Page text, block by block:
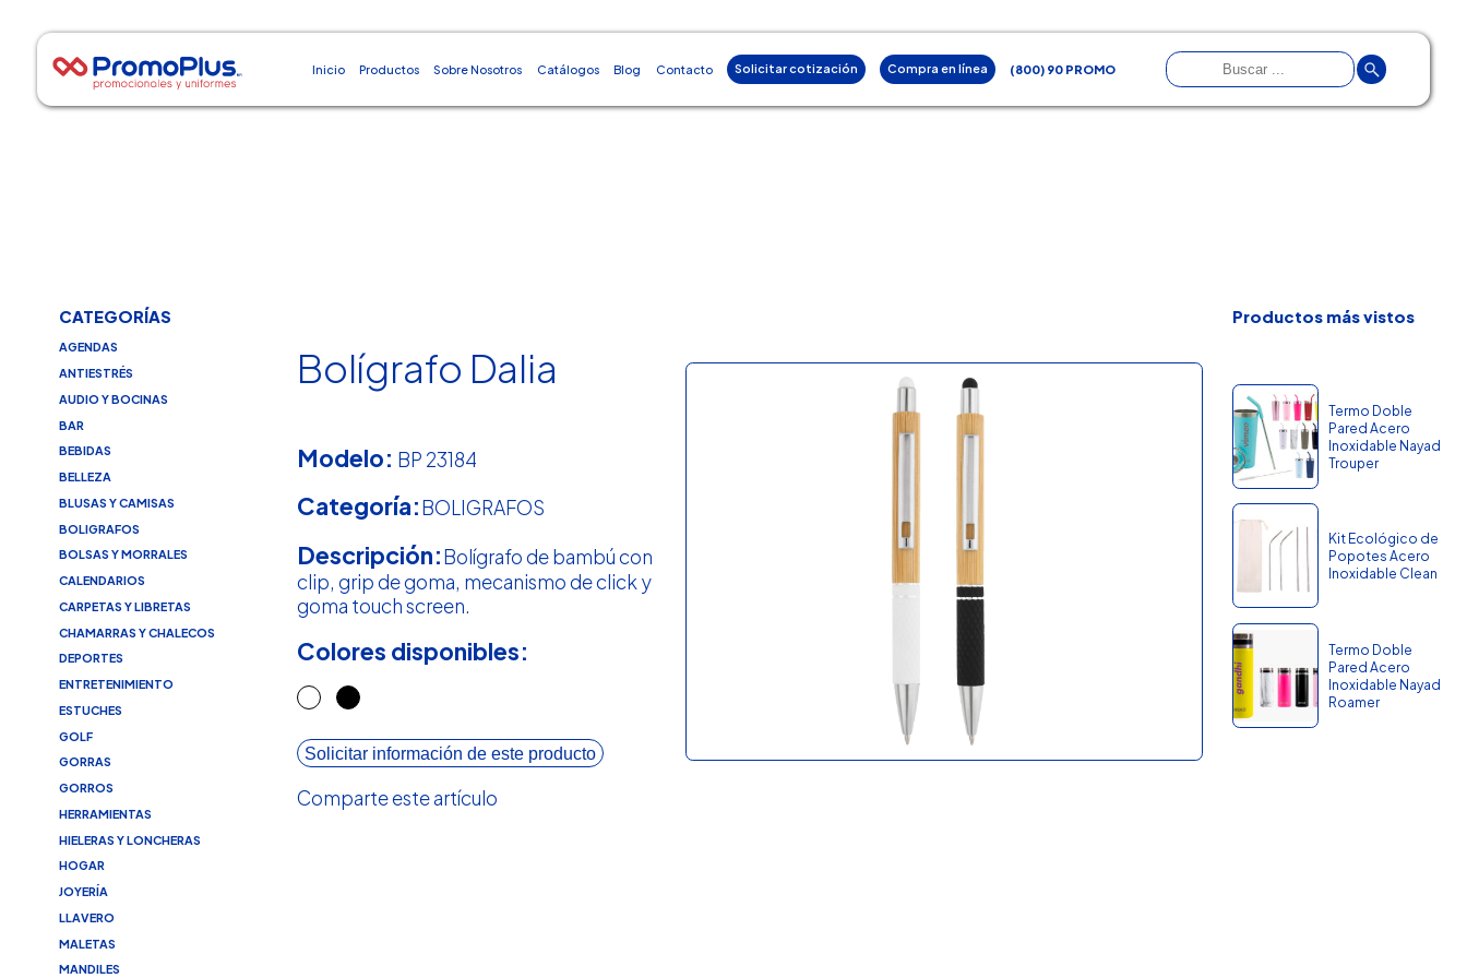
Inicio Productos Sobre Nosotros Catálogos Blog Contacto Solicitar cotización Compra en línea (800) 90 PROMO
CATEGORÍAS
AGENDAS
ANTIESTRÉS
AUDIO Y BOCINAS
BAR
BEBIDAS
BELLEZA
BLUSAS Y CAMISAS
BOLIGRAFOS
BOLSAS Y MORRALES
CALENDARIOS
CARPETAS Y LIBRETAS
CHAMARRAS Y CHALECOS
DEPORTES
ENTRETENIMIENTO
ESTUCHES
GOLF
GORRAS
GORROS
HERRAMIENTAS
HIELERAS Y LONCHERAS
HOGAR
JOYERÍA
LLAVERO
MALETAS
MANDILES
Bolígrafo Dalia
Modelo: BP 23184
Categoría:BOLIGRAFOS
Descripción:Bolígrafo de bambú con
clip, grip de goma, mecanismo de click y
goma touch screen.
Colores disponibles:
Solicitar información de este producto
Comparte este artículo
Productos más vistos
Termo Doble
Pared Acero
Inoxidable Nayad
Trouper
Kit Ecológico de
Popotes Acero
Inoxidable Clean
Termo Doble
Pared Acero
Inoxidable Nayad
Roamer